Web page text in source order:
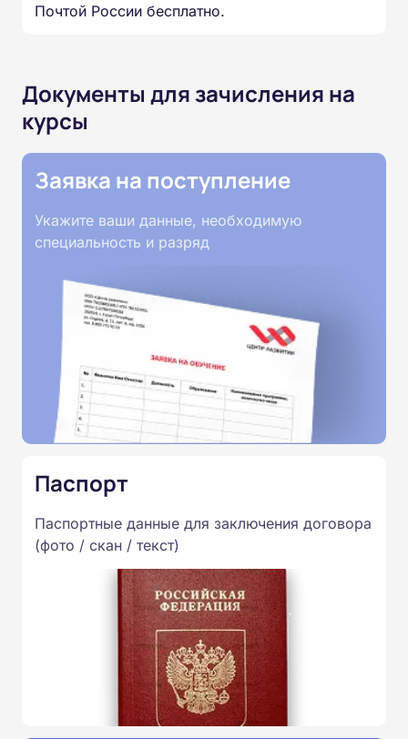
Почтой России бесплатно.
Документы для зачисления на
курсы
Заявка на поступление
Укажите ваши данные, необходимую
специальность и разряд
Паспорт
Паспортные данные для заключения договора
(фото / скан / текст)